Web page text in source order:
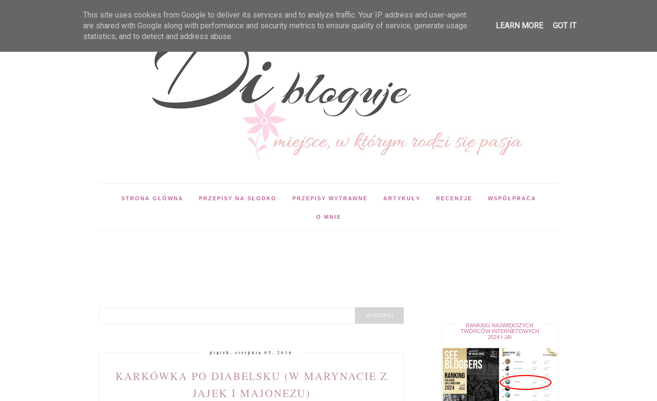
STRONA GŁÓWNA PRZEPISY NA SŁODKO PRZEPISY WYTRAWNE ARTYKUŁY RECENZJE WSPÓŁPRACA
O MNIE
piątek, sierpnia 05, 2016
KARKÓWKA PO DIABELSKU (W MARYNACIE Z
JAJEK I MAJONEZU)
RANKING NAJWIĘKSZYCH
TWÓRCÓW INTERNETOWYCH
2024 I JA!
This site uses cookies from Google to deliver its services and to analyze traffic. Your IP address and user-agent
are shared with Google along with performance and security metrics to ensure quality of service, generate usage
statistics, and to detect and address abuse.
LEARN MORE GOT IT